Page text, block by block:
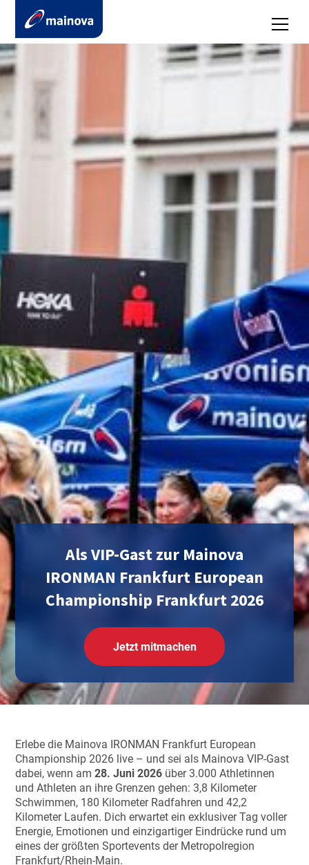
Als VIP-Gast zur Mainova
IRONMAN Frankfurt European
Championship Frankfurt 2026
Jetzt mitmachen
Erlebe die Mainova IRONMAN Frankfurt European
Championship 2026 live – und sei als Mainova VIP-Gast
dabei, wenn am28. Juni 2026 über 3.000 Athletinnen
und Athleten an ihre Grenzen gehen: 3,8 Kilometer
Schwimmen, 180 Kilometer Radfahren und 42,2
Kilometer Laufen. Dich erwartet ein exklusiver Tag voller
Energie, Emotionen und einzigartiger Eindrücke rund um
eines der größten Sportevents der Metropolregion
Frankfurt/Rhein-Main.